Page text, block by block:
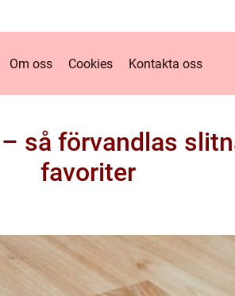
Om oss Cookies Kontakta oss
så förvandlas
favoriter